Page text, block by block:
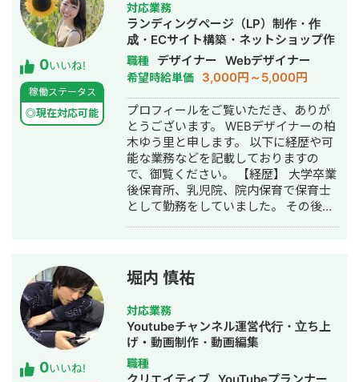
0いいね!
稼働ステータス
◎現在対応可能
対応業務
ランディングページ（LP）制作・作
成・ECサイト構築・ネットショップ作
成代行・SEO対策・SNS運用代行・記
事作成代行・ライティング・ホームペ
ージ制作・作成・バナー制作・デザイ
ン・ロゴデザイン・作成・イラスト制
作・動画制作・動画編集
職種 デザイナー Webデザイナー
希望時給単価 3,000円～5,000円
プロフィールをご覧いただき、ありが
とうございます。 WEBデザイナーの柏
木ゆう里と申します。 以下に経歴や可
能な業務などを記載しておりますの
で、御覧ください。 【経歴】 大学卒業
後保育所、乳児院、院内保育で保育士
として勤務をしていました。 その後２
そして子どもたちから学んだ枠にとら
われない考えを活かし、お客様が求め
る120％のデザインを提供します。 現
在はフリーランスでグループを組み
WEB制作を行っています。
0いいね!
堀内 慎祐
対応業務
Youtubeチャンネル運営代行・立ち上
げ・動画制作・動画編集
職種